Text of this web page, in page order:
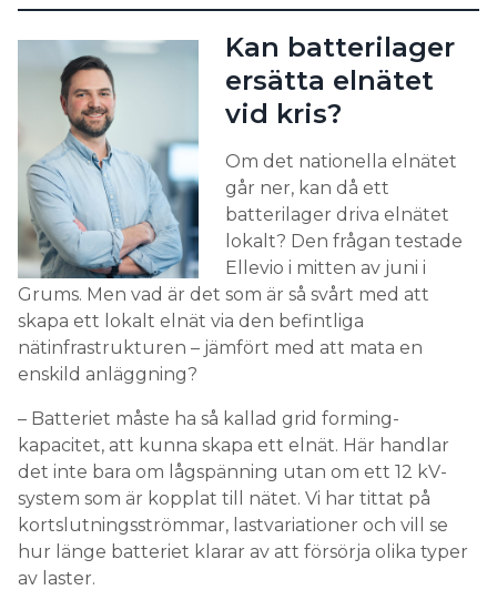
Kan batterilager
ersätta elnätet
vid kris?
Om det nationella elnätet
går ner, kan då ett
batterilager driva elnätet
lokalt? Den frågan testade
Ellevio i mitten av juni i
Grums. Men vad är det som är så svårt med att
skapa ett lokalt elnät via den befintliga
nätinfrastrukturen – jämfört med att mata en
enskild anläggning?
– Batteriet måste ha så kallad grid forming-
kapacitet, att kunna skapa ett elnät. Här handlar
det inte bara om lågspänning utan om ett 12 kV-
system som är kopplat till nätet. Vi har tittat på
kortslutningsströmmar, lastvariationer och vill se
hur länge batteriet klarar av att försörja olika typer
av laster.